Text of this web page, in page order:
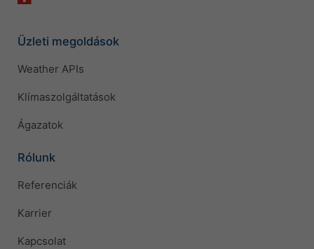
Üzleti megoldások
Weather APIs
Klímaszolgáltatások
Ágazatok
Rólunk
Referenciák
Karrier
Kapcsolat